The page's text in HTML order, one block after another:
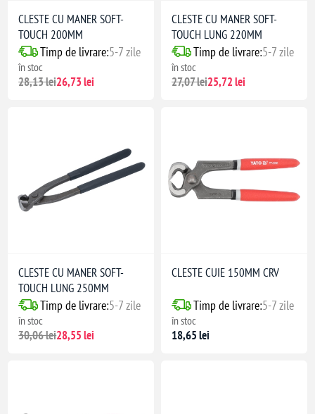
CLESTE CU MANER SOFT-
TOUCH 200MM
Timp de livrare:5-7 zile
în stoc
28,13 lei26,73 lei
CLESTE CU MANER SOFT-
TOUCH LUNG 220MM
Timp de livrare:5-7 zile
în stoc
27,07 lei25,72 lei
CLESTE CU MANER SOFT-
TOUCH LUNG 250MM
Timp de livrare:5-7 zile
în stoc
30,06 lei28,55 lei
CLESTE CUIE 150MM CRV
Timp de livrare:5-7 zile
în stoc
18,65 lei